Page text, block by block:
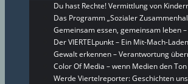
Du hast Rechte! Vermittlung von
Das Programm „Sozialer
Gemeinsam essen, gemeinsam leben
Der VIERTELpunkt – Ein Mit-Mach-
Gewalt erkennen – Verantwortung
Color Of Media – wenn Medien den
Werde Viertelreporter: Geschichten